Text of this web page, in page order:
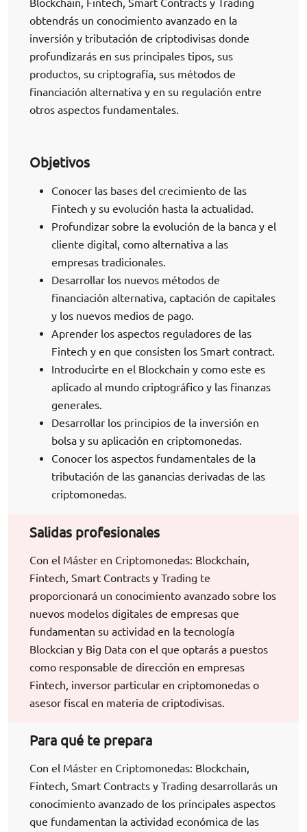
obtendrás un conocimiento avanzado en la
inversión y tributación de criptodivisas donde
profundizarás en sus principales tipos, sus
productos, su criptografía, sus métodos de
financiación alternativa y en su regulación entre
otros aspectos fundamentales.
Objetivos
Conocer las bases del crecimiento de las
Fintech y su evolución hasta la actualidad.
Profundizar sobre la evolución de la banca y el
cliente digital, como alternativa a las
empresas tradicionales.
Desarrollar los nuevos métodos de
financiación alternativa, captación de capitales
y los nuevos medios de pago.
Aprender los aspectos reguladores de las
Fintech y en que consisten los Smart contract.
Introducirte en el Blockchain y como este es
aplicado al mundo criptográfico y las finanzas
generales.
Desarrollar los principios de la inversión en
bolsa y su aplicación en criptomonedas.
Conocer los aspectos fundamentales de la
tributación de las ganancias derivadas de las
criptomonedas.
Salidas profesionales
Con el Máster en Criptomonedas: Blockchain,
Fintech, Smart Contracts y Trading te
proporcionará un conocimiento avanzado sobre los
nuevos modelos digitales de empresas que
fundamentan su actividad en la tecnología
Blockcian y Big Data con el que optarás a puestos
como responsable de dirección en empresas
Fintech, inversor particular en criptomonedas o
asesor fiscal en materia de criptodivisas.
Para qué te prepara
Con el Máster en Criptomonedas: Blockchain,
Fintech, Smart Contracts y Trading desarrollarás un
conocimiento avanzado de los principales aspectos
que fundamentan la actividad económica de las